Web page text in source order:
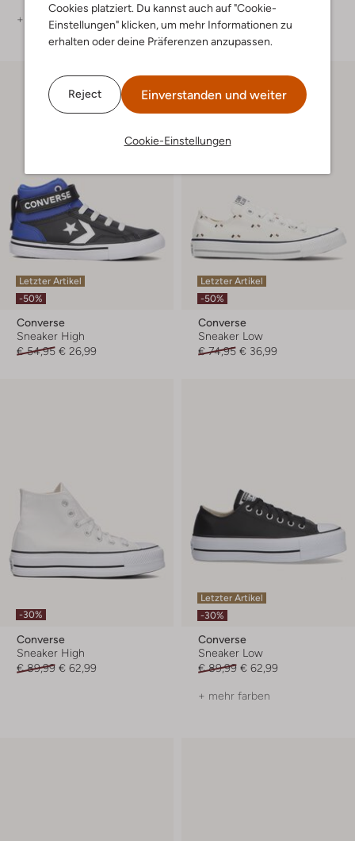
Cookies platziert. Du kannst auch auf "Cookie-
Einstellungen" klicken, um mehr Informationen zu
erhalten oder deine Präferenzen anzupassen.
Reject Einverstanden und weiter
Cookie-Einstellungen
+ mehr farben + mehr farben
Letzter Artikel
-50%
Converse
Sneaker High
€ 54,95 € 26,99
Letzter Artikel
-50%
Converse
Sneaker Low
€ 74,95 € 36,99
-30%
Converse
Sneaker High
€ 89,99 € 62,99
Letzter Artikel
-30%
Converse
Sneaker Low
€ 89,99 € 62,99
+ mehr farben